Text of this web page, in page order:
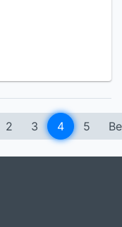
2 3 4 5